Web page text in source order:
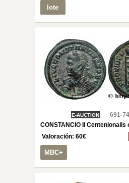
lote
E-AUCTION
691-
CONSTANCIO II Centenionalis
Valoración:60€
MBC+